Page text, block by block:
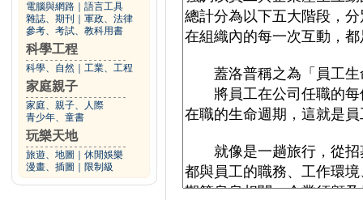
電腦與網路
語言工具
雜誌、期刊
軍政、法律
參考、考試、教科用書
科學工程
科學、自然 工業、工程
家庭親子
家庭、親子、人際
青少年、童書
玩樂天地
旅遊、地圖
休閒娛樂
漫畫、插圖
限制級